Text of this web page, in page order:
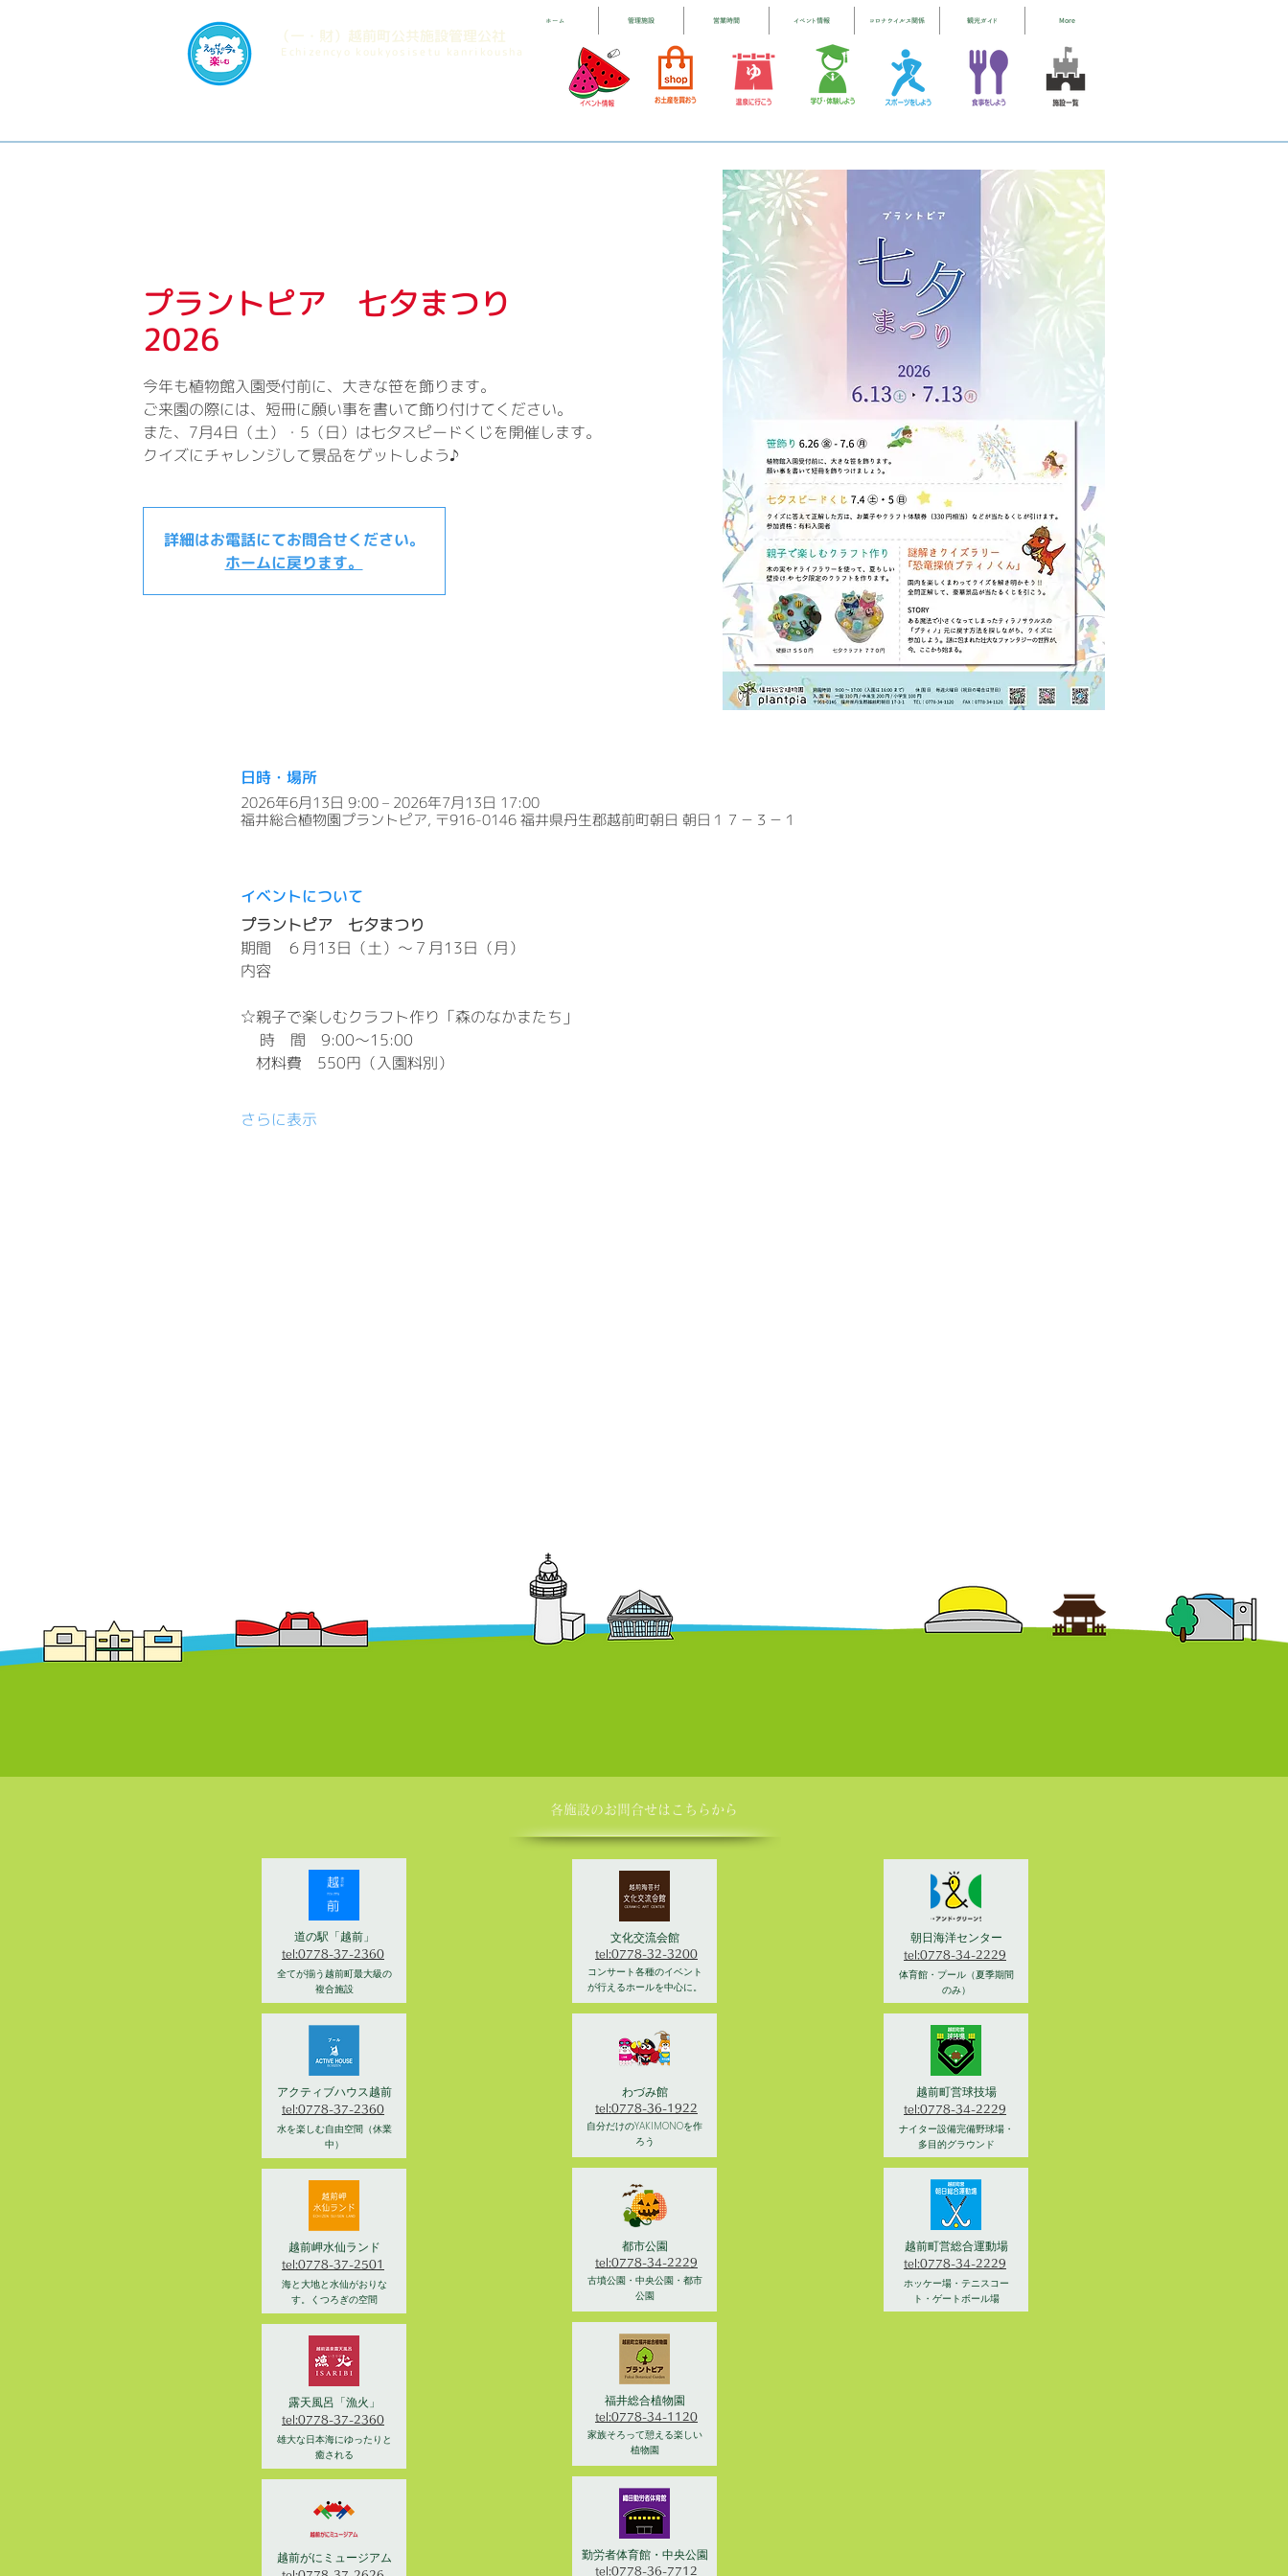
​（一・財）越前町公共施設管理公社
​Echizencyo koukyosisetu kanrikousha
ホーム 管理施設 営業時間 イベント情報 コロナウイルス関係 観光ガイド More
プラントピア 七夕まつり
2026
今年も植物館入園受付前に、大きな笹を飾ります。
ご来園の際には、短冊に願い事を書いて飾り付けてください。
また、7月4日（土）・5（日）は七夕スピードくじを開催します。
クイズにチャレンジして景品をゲットしよう♪
詳細はお電話にてお問合せください。
ホームに戻ります。
日時・場所
2026年6月13日 9:00 – 2026年7月13日 17:00
福井総合植物園プラントピア, 〒916-0146 福井県丹生郡越前町朝日 朝日１７－３－１
イベントについて
プラントピア　七夕まつり
期間　６月13日（土）～７月13日（月）
内容
☆親子で楽しむクラフト作り「森のなかまたち」
     時　間　9:00～15:00
材料費　550円（入園料別）
さらに表示
各施設の​お問合せはこちらから
道の駅「越前」
tel:0778-37-2360
全てが揃う越前町最大級の
複合施設
アクティブハウス越前
tel:0778-37-2360
水を楽しむ自由空間（休業
中）
越前岬水仙ランド
tel:0778-37-2501
海と大地と水仙がおりな
す。くつろぎの空間
露天風呂「漁火」
tel:0778-37-2360
雄大な日本海にゆったりと
癒される
越前がにミュージアム
文化交流会館
tel:0778-32-3200
コンサート各種のイベント
が行えるホールを中心に。
わづみ館
tel:0778-36-1922
自分だけのYAKIMONOを作
ろう
都市公園
tel:0778-34-2229
古墳公園・中央公園・都市
公園
福井総合植物園
tel:0778-34-1120
家族そろって憩える楽しい
植物園
勤労者体育館・中央公園
tel:0778-36-7712
朝日海洋センター
tel:0778-34-2229
体育館・プール（夏季期間
のみ）
越前町営球技場
tel:0778-34-2229
ナイター設備完備野球場・
多目的グラウンド
越前町営総合運動場
tel:0778-34-2229
ホッケー場・テニスコー
ト・ゲートボール場